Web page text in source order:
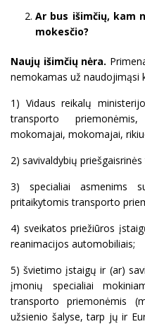
Ar bus išimčių, kam
mokesčio?
Naujų išimčių nėra.
nemokamas už naudojimąsi
1) Vidaus reikalų
transporto
mokomajai, mokomajai,
2) savivaldybių
3) specialiai asmenims
pritaikytomis transporto
4) sveikatos priežiūros
reanimacijos automobiliais;
5) švietimo įstaigų ir (ar)
įmonių specialiai
transporto priemonėmis
užsienio šalyse, tarp jų ir